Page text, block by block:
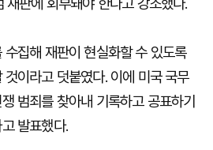
집해 재판이 현실화할 수 있도록
이라고 덧붙였다. 이에 미국 국무
범죄를 찾아내 기록하고 공표하기
발표했다.